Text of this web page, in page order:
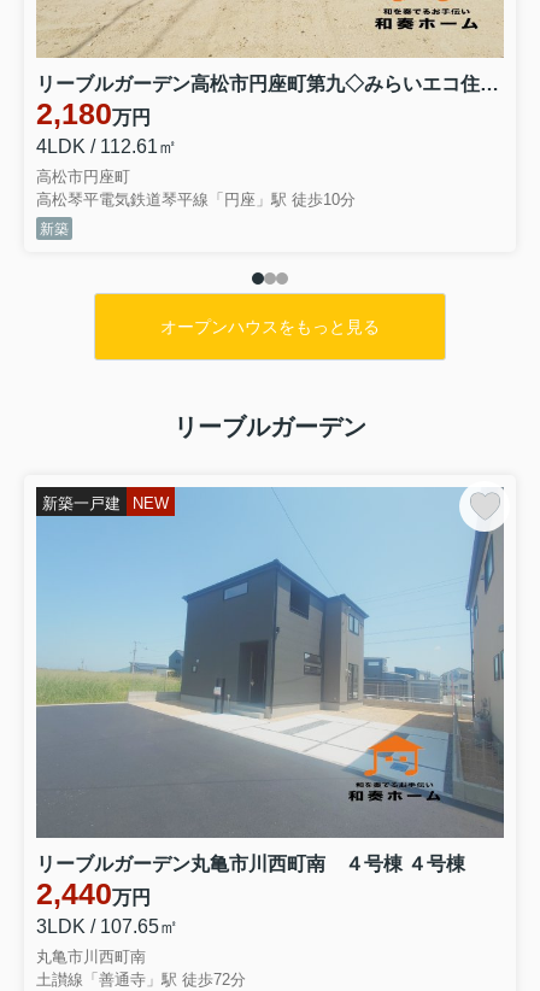
リーブルガーデン高松市円座町第九◇みらいエコ住宅2026事業補助金対象の長期優良住宅 １号棟
2,180万円
4LDK / 112.61㎡
高松市円座町
高松琴平電気鉄道琴平線「円座」駅 徒歩10分
新築
オープンハウスをもっと見る
リーブルガーデン
新築一戸建 NEW
リーブルガーデン丸亀市川西町南 ４号棟 ４号棟
2,440万円
3LDK / 107.65㎡
丸亀市川西町南
土讃線「善通寺」駅 徒歩72分